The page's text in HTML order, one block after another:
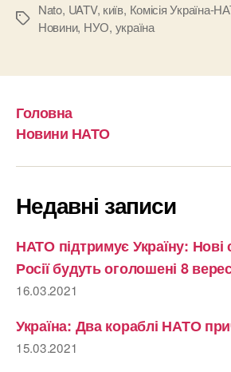
Позначки
Nato, UATV, київ, Комісія Україна-
Новини, НУО, україна
Головна
Новини НАТО
Недавні записи
НАТО підтримує Україну: Нові
Росії будуть оголошені 8
16.03.2021
Україна: Два кораблі НАТО
15.03.2021